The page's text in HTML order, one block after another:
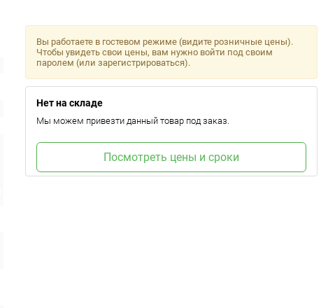
Вы работаете в гостевом режиме (видите розничные цены).
Чтобы увидеть свои цены, вам нужно войти под своим
паролем (или зарегистрироваться).
Нет на складе
Мы можем привезти данный товар под заказ.
Посмотреть цены и сроки